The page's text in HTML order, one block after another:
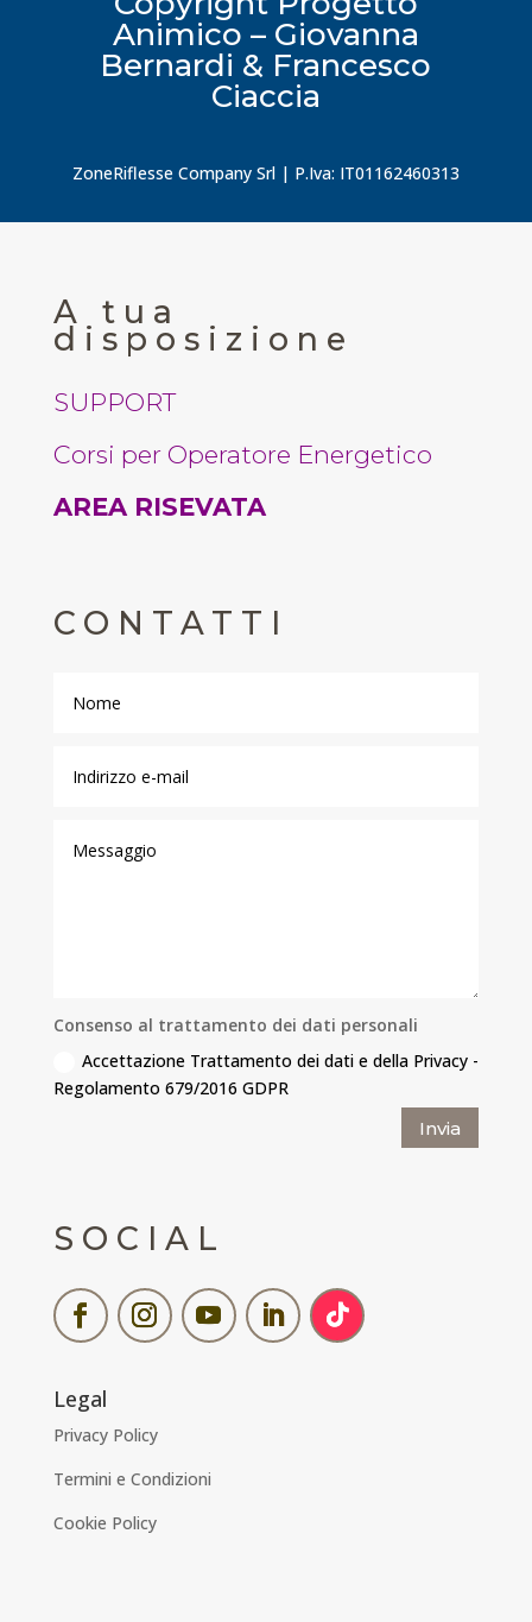
Animico – Giovanna
Bernardi & Francesco
Ciaccia
ZoneRiflesse Company Srl | P.Iva: IT01162460313
A tua
disposizione
SUPPORT
Corsi per Operatore Energetico
AREA RISEVATA
CONTATTI
Consenso al trattamento dei dati personali
Accettazione Trattamento dei dati e della Privacy -
Regolamento 679/2016 GDPR
Invia
SOCIAL
Legal
Privacy Policy
Termini e Condizioni
Cookie Policy